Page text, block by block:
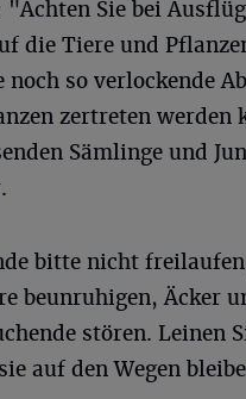
"Achten Sie bei
die Tiere und
noch so verlockende
zertreten werden
Sämlinge und
bitte nicht
beunruhigen, Äcker
stören. Leinen
auf den Wegen